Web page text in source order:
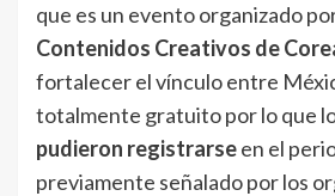
que es un evento organizado
Contenidos Creativos de
fortalecer el vínculo entre
totalmente gratuito por lo que
pudieron registrarseen el
previamente señalado por los